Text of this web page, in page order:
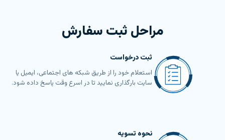
مراحل ثبت سفارش
ثبت درخواست
استعلام خود را از طریق شبکه های اجتماعی، ایمیل یا
سایت بارگذاری نمایید تا در اسرع وقت پاسخ داده شود.
نحوه تسویه